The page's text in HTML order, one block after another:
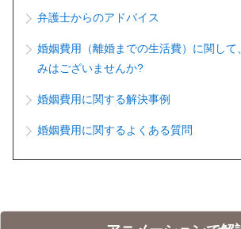
弁護士からのアドバイス
婚姻費用（離婚までの生活費）に関して
みはございませんか?
婚姻費用に関する解決事例
婚姻費用に関するよくある質問